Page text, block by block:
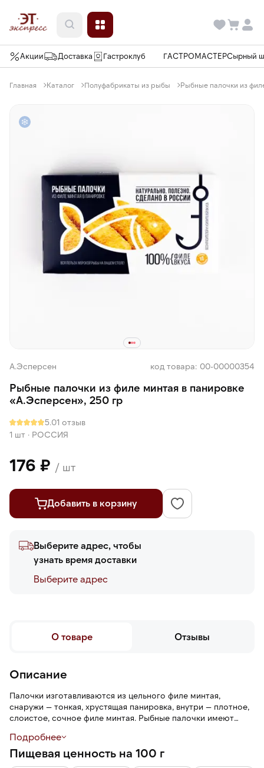
Акции Доставка Гастроклуб ГАСТРОМАСТЕРСырный
Главная Каталог Полуфабрикаты из рыбы Рыбные палочки из
А.Эсперсен код товара: 00-00000354
Рыбные палочки из филе минтая в панировке
«А.Эсперсен», 250 гр
5.01 отзыв
1 шт · РОССИЯ
176 ₽ / шт
Добавить в корзину
Выберите адрес, чтобы
узнать время доставки
Выберите адреc
О товаре Отзывы
Описание
Палочки изготавливаются из цельного филе минтая,
снаружи — тонкая, хрустящая панировка, внутри — плотное,
слоистое, сочное филе минтая. Рыбные палочки имеют
Подробнее
Пищевая ценность на 100 г